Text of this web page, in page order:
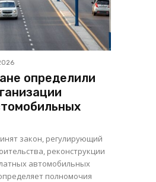
определили
закон, регулирующий
реконструкции
автомобильных
полномочия